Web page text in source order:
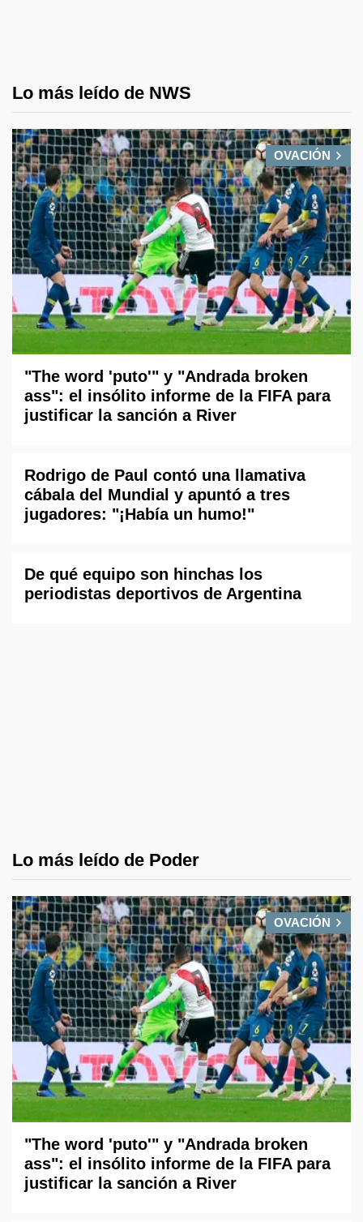
Lo más leído de NWS
OVACIÓN
"The word 'puto'" y "Andrada broken
ass": el insólito informe de la FIFA para
justificar la sanción a River
Rodrigo de Paul contó una llamativa
cábala del Mundial y apuntó a tres
jugadores: "¡Había un humo!"
De qué equipo son hinchas los
periodistas deportivos de Argentina
Lo más leído de Poder
OVACIÓN
"The word 'puto'" y "Andrada broken
ass": el insólito informe de la FIFA para
justificar la sanción a River